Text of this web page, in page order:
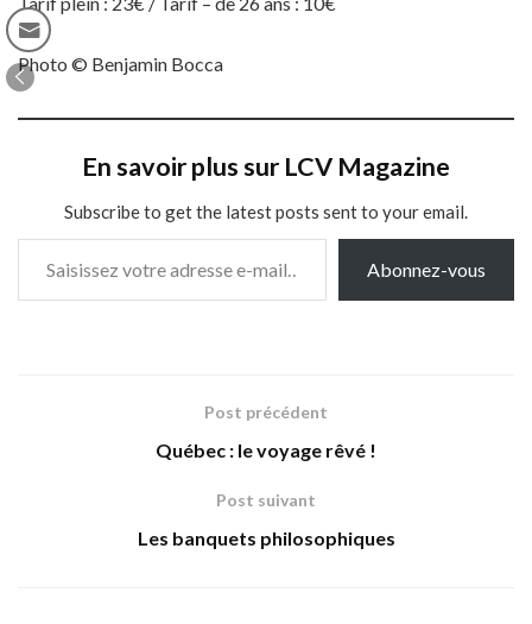
​Photo © Benjamin Bocca
En savoir plus sur LCV Magazine
Subscribe to get the latest posts sent to your email.
Saisissez votre adresse e-mail…
Abonnez-vous
Post précédent
Québec : le voyage rêvé !
Post suivant
Les banquets philosophiques